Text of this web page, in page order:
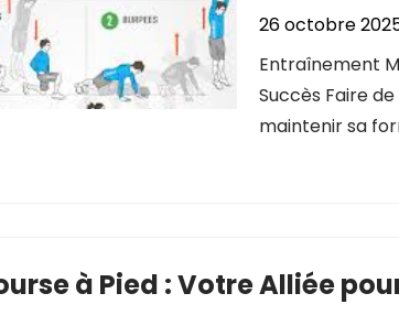
26 octobre
Entraînement
Succès Faire
maintenir sa
à Pied : Votre Alliée